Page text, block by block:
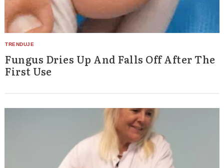
Fungus Dries Up And Falls Off After The
First Use